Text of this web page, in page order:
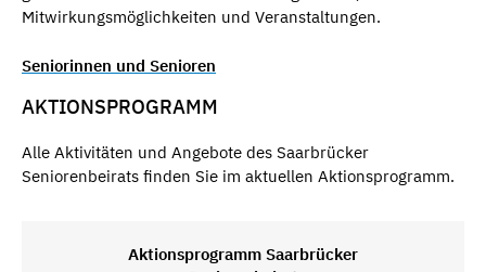
Mitwirkungsmöglichkeiten und Veranstaltungen.
Seniorinnen und Senioren
AKTIONSPROGRAMM
Alle Aktivitäten und Angebote des Saarbrücker
Seniorenbeirats finden Sie im aktuellen Aktionsprogramm.
Aktionsprogramm Saarbrücker